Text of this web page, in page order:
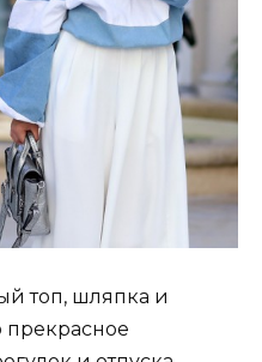
топ, шляпка и